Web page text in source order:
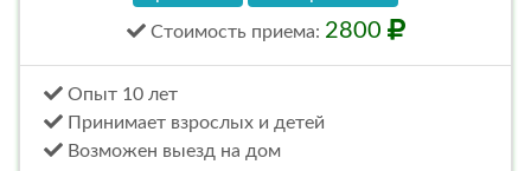
Стоимость приема: 2800
Опыт 10 лет
Принимает взрослых и детей
Возможен выезд на дом